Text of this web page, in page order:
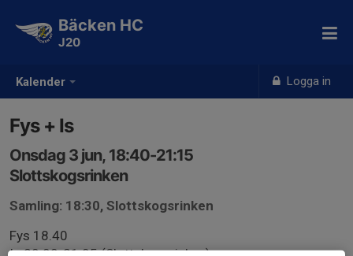
Kalender Logga in
Bäcken HC
J20
Fys + Is
Onsdag 3 jun, 18:40-21:15
Slottskogsrinken
Samling: 18:30, Slottskogsrinken
Fys 18.40